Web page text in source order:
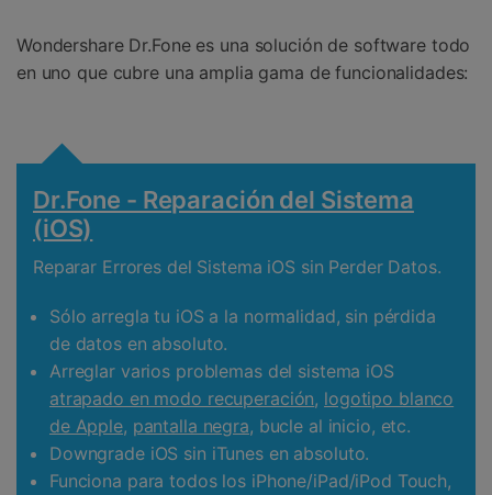
Wondershare Dr.Fone es una solución de software todo
en uno que cubre una amplia gama de funcionalidades:
Dr.Fone - Reparación del Sistema
(iOS)
Reparar Errores del Sistema iOS sin Perder Datos.
Sólo arregla tu iOS a la normalidad, sin pérdida
de datos en absoluto.
Arreglar varios problemas del sistema iOS
atrapado en modo recuperación, logotipo blanco
de Apple, pantalla negra, bucle al inicio, etc.
Downgrade iOS sin iTunes en absoluto.
Funciona para todos los iPhone/iPad/iPod Touch,